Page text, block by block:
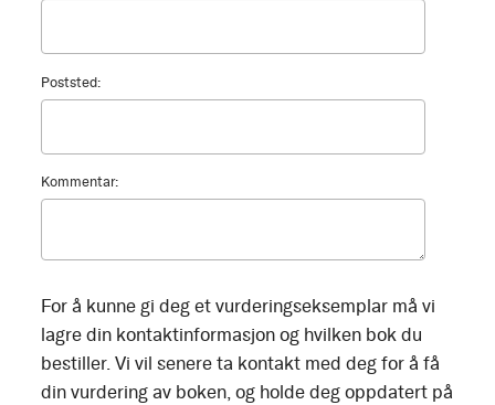
Poststed:
Kommentar:
For å kunne gi deg et vurderingseksemplar må vi
lagre din kontaktinformasjon og hvilken bok du
bestiller. Vi vil senere ta kontakt med deg for å få
din vurdering av boken, og holde deg oppdatert på